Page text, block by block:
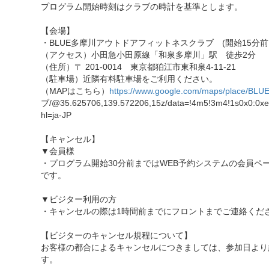
プログラム開始時刻はクラブの時計を基準とします。
【会場】
・BLUE多摩川アウトドアフィットネスクラブ (開始15分
（アクセス）小田急小田原線「和泉多摩川」駅 徒歩2分
（住所）〒 201-0014 東京都狛江市東和泉4-11-21
（駐車場）近隣有料駐車場をご利用ください。
（MAPはこちら） https://www.google.com/maps/place/BLUE
ブ/@35.625706,139.572206,15z/
hl=ja-JP
【キャンセル】
▼会員様
・プログラム開始30分前まではWEB予約システムの会員
です。
▼ビジター利用の方
・キャンセルの際は1時間前までにフロントまでご連絡くだ
【ビジターのキャンセル規程について】
お客様の都合によるキャンセルにつきましては、参加日よ
す。